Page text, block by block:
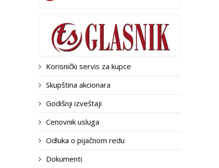
Korisnički servis za kupce
Skupština akcionara
Godišnji izveštaji
Cenovnik usluga
Odluka o pijačnom redu
Dokumenti